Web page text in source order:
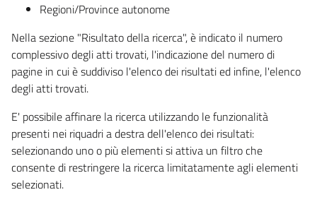
Regioni/Province autonome
Nella sezione "Risultato della ricerca", è indicato il numero
complessivo degli atti trovati, l'indicazione del numero di
pagine in cui è suddiviso l'elenco dei risultati ed infine, l'elenco
degli atti trovati.
E' possibile affinare la ricerca utilizzando le funzionalità
presenti nei riquadri a destra dell'elenco dei risultati:
selezionando uno o più elementi si attiva un filtro che
consente di restringere la ricerca limitatamente agli elementi
selezionati.